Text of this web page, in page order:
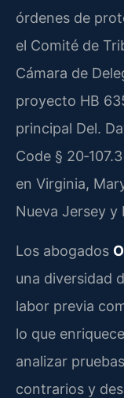
órdenes de
el Comité de
Cámara de
proyecto HB
principal Del.
Code §
en Virginia,
Nueva Jersey y
Los abogados
una diversidad
labor previa
lo que
analizar
contrarios y